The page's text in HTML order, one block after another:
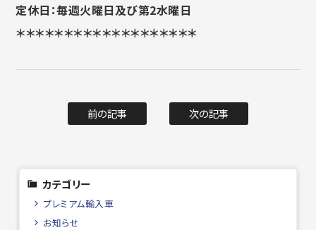
定休日：毎週火曜日及び第2水曜日
＊＊＊＊＊＊＊＊＊＊＊＊＊＊＊＊＊＊＊
前の記事 次の記事
カテゴリー
プレミアム輸入車
お知らせ